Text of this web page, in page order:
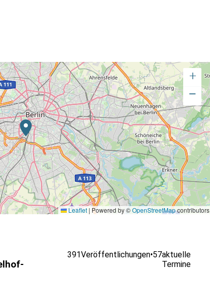
+
−
Leaflet | Powered by ©OpenStreetMapcontributors
391Veröffentlichungen•57aktuelle
Termine